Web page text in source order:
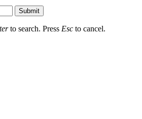
Submit
to search. Press Esc to cancel.